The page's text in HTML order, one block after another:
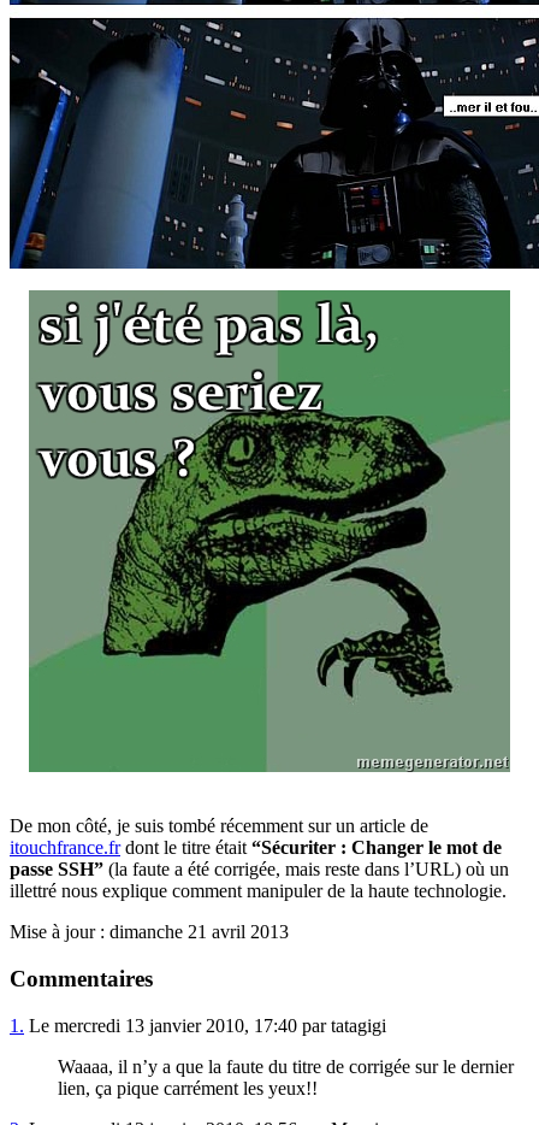
De mon côté, je suis tombé récemment sur un article de
itouchfrance.frdont le titre était “Sécuriter : Changer le mot de
passe SSH” (la faute a été corrigée, mais reste dans l’URL) où un
illettré nous explique comment manipuler de la haute technologie.
Mise à jour : dimanche 21 avril 2013
Commentaires
1. Le mercredi 13 janvier 2010, 17:40 par tatagigi
Waaaa, il n’y a que la faute du titre de corrigée sur le dernier
lien, ça pique carrément les yeux!!